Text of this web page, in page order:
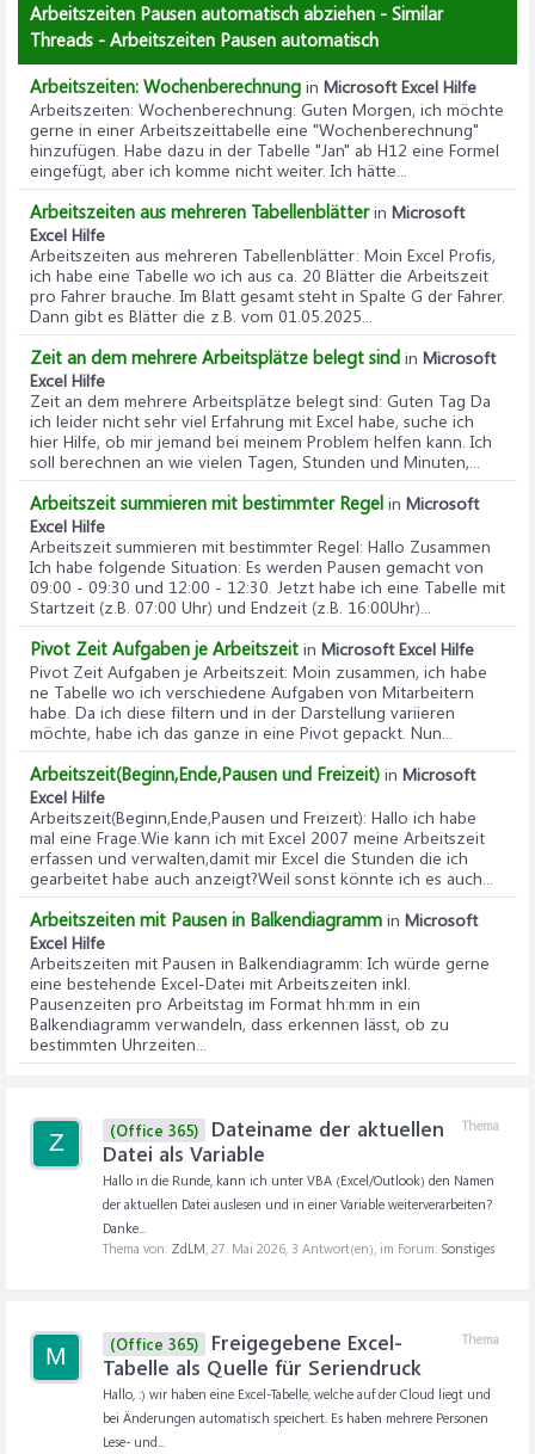
Arbeitszeiten Pausen automatisch abziehen - Similar
Threads - Arbeitszeiten Pausen automatisch
Arbeitszeiten: Wochenberechnung in Microsoft Excel Hilfe
Arbeitszeiten: Wochenberechnung: Guten Morgen, ich möchte
gerne in einer Arbeitszeittabelle eine "Wochenberechnung"
hinzufügen. Habe dazu in der Tabelle "Jan" ab H12 eine Formel
eingefügt, aber ich komme nicht weiter. Ich hätte...
Arbeitszeiten aus mehreren Tabellenblätterin Microsoft
Excel Hilfe
Arbeitszeiten aus mehreren Tabellenblätter: Moin Excel Profis,
ich habe eine Tabelle wo ich aus ca. 20 Blätter die Arbeitszeit
pro Fahrer brauche. Im Blatt gesamt steht in Spalte G der Fahrer.
Dann gibt es Blätter die z.B. vom 01.05.2025...
Zeit an dem mehrere Arbeitsplätze belegt sind in Microsoft
Excel Hilfe
Zeit an dem mehrere Arbeitsplätze belegt sind: Guten Tag Da
ich leider nicht sehr viel Erfahrung mit Excel habe, suche ich
hier Hilfe, ob mir jemand bei meinem Problem helfen kann. Ich
soll berechnen an wie vielen Tagen, Stunden und Minuten,...
Arbeitszeit summieren mit bestimmter Regel in Microsoft
Excel Hilfe
Arbeitszeit summieren mit bestimmter Regel: Hallo Zusammen
Ich habe folgende Situation: Es werden Pausen gemacht von
09:00 - 09:30 und 12:00 - 12:30. Jetzt habe ich eine Tabelle mit
Startzeit (z.B. 07:00 Uhr) und Endzeit (z.B. 16:00Uhr)...
Pivot Zeit Aufgaben je Arbeitszeit in Microsoft Excel Hilfe
Pivot Zeit Aufgaben je Arbeitszeit: Moin zusammen, ich habe
ne Tabelle wo ich verschiedene Aufgaben von Mitarbeitern
habe. Da ich diese filtern und in der Darstellung variieren
möchte, habe ich das ganze in eine Pivot gepackt. Nun...
Arbeitszeit(Beginn,Ende,Pausen und Freizeit) in Microsoft
Excel Hilfe
Arbeitszeit(Beginn,Ende,Pausen und Freizeit): Hallo ich habe
mal eine Frage.Wie kann ich mit Excel 2007 meine Arbeitszeit
erfassen und verwalten,damit mir Excel die Stunden die ich
gearbeitet habe auch anzeigt?Weil sonst könnte ich es auch...
Arbeitszeiten mit Pausen in Balkendiagramm in Microsoft
Excel Hilfe
Arbeitszeiten mit Pausen in Balkendiagramm: Ich würde gerne
eine bestehende Excel-Datei mit Arbeitszeiten inkl.
Pausenzeiten pro Arbeitstag im Format hh:mm in ein
Balkendiagramm verwandeln, dass erkennen lässt, ob zu
bestimmten Uhrzeiten...
Z
Thema
(Office 365)
Dateiname der aktuellen
Datei als Variable
Hallo in die Runde, kann ich unter VBA (Excel/Outlook) den Namen
der aktuellen Datei auslesen und in einer Variable weiterverarbeiten?
Danke...
Thema von: ZdLM, 27. Mai 2026, 3 Antwort(en), im Forum: Sonstiges
M
Thema
(Office 365)
Freigegebene Excel-
Tabelle als Quelle für Seriendruck
Hallo, :) wir haben eine Excel-Tabelle, welche auf der Cloud liegt und
bei Änderungen automatisch speichert. Es haben mehrere Personen
Lese- und...